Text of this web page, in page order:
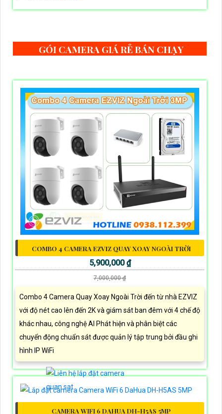
GÓI CAMERA GIÁ RẺ BÁN CHẠY
COMBO 4 CAMERA EZVIZ QUAY XOAY NGOÀI TRỜI
5,900,000 ₫
7,000,000 ₫
Combo 4 Camera Quay Xoay Ngoài Trời đến từ nhà EZVIZ
với độ nét cao lên đến 2K và giám sát ban đêm với 4 chế độ
khác nhau, công nghệ AI Phát hiện và phân biệt các
chuyển động chuẩn sát được quản lý tập trung bởi đầu ghi
hình IP WiFi
CAMERA WIFI 6 DAHUA DH-H5AS 5MP